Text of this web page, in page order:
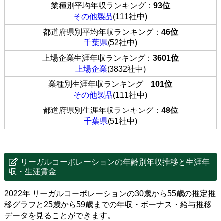
業種別平均年収ランキング： 93位
その他製品(111社中)
都道府県別平均年収ランキング： 46位
千葉県(52社中)
上場企業生涯年収ランキング： 3601位
上場企業(3832社中)
業種別生涯年収ランキング： 101位
その他製品(111社中)
都道府県別生涯年収ランキング： 48位
千葉県(51社中)
リーガルコーポレーションの年齢別年収推移と生涯年
収・生涯賃金
2022年 リーガルコーポレーションの30歳から55歳の推定推
移グラフと25歳から59歳までの年収・ボーナス・給与推移
データを見ることができます。